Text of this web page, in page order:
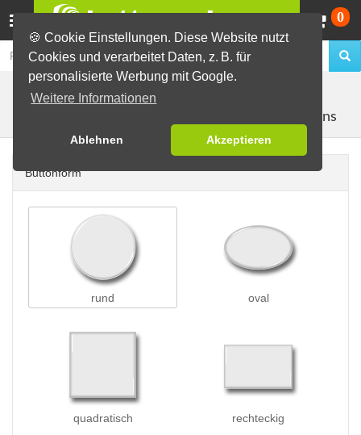
🍪 Cookie Einstellungen. Diese Website nutzt
Cookies und verarbeitet Daten, z. B. für
personalisierte Werbung mit Google.
Weitere Informationen
Ablehnen Akzeptieren
0
Buttons erstellen Buttons auf Karten
mit 3 Buttons
Buttonform
rund oval
quadratisch rechteckig